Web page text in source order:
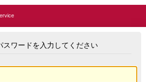
スワードを入力してください